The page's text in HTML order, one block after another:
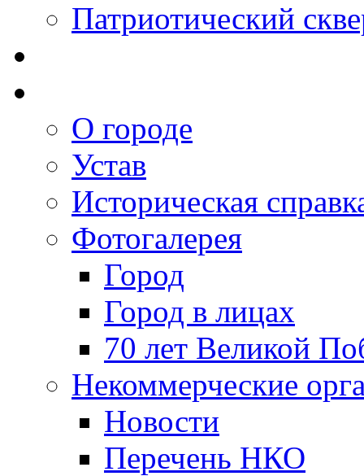
Патриотический
О городе
Устав
Историческая
Фотогалерея
Город
Город в лицах
70 лет Великой
Некоммерческие
Новости
Перечень НКО